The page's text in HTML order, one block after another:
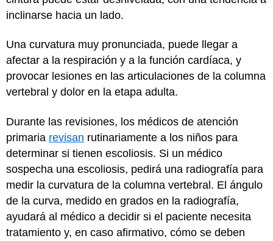
inclinarse hacia un lado.
Una curvatura muy pronunciada, puede llegar a
afectar a la respiración y a la función cardíaca, y
provocar lesiones en las articulaciones de la columna
vertebral y dolor en la etapa adulta.
Durante las revisiones, los médicos de atención
primaria revisan rutinariamente a los niños para
determinar si tienen escoliosis. Si un médico
sospecha una escoliosis, pedirá una radiografía para
medir la curvatura de la columna vertebral. El ángulo
de la curva, medido en grados en la radiografía,
ayudará al médico a decidir si el paciente necesita
tratamiento y, en caso afirmativo, cómo se deben